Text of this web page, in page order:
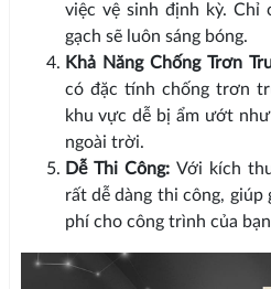
việc vệ sinh định kỳ. Chỉ
gạch sẽ luôn sáng bóng.
Khả Năng Chống Trơn
có đặc tính chống trơn
khu vực dễ bị ẩm ướt
ngoài trời.
Dễ Thi Công: Với kích
rất dễ dàng thi công,
phí cho công trình của